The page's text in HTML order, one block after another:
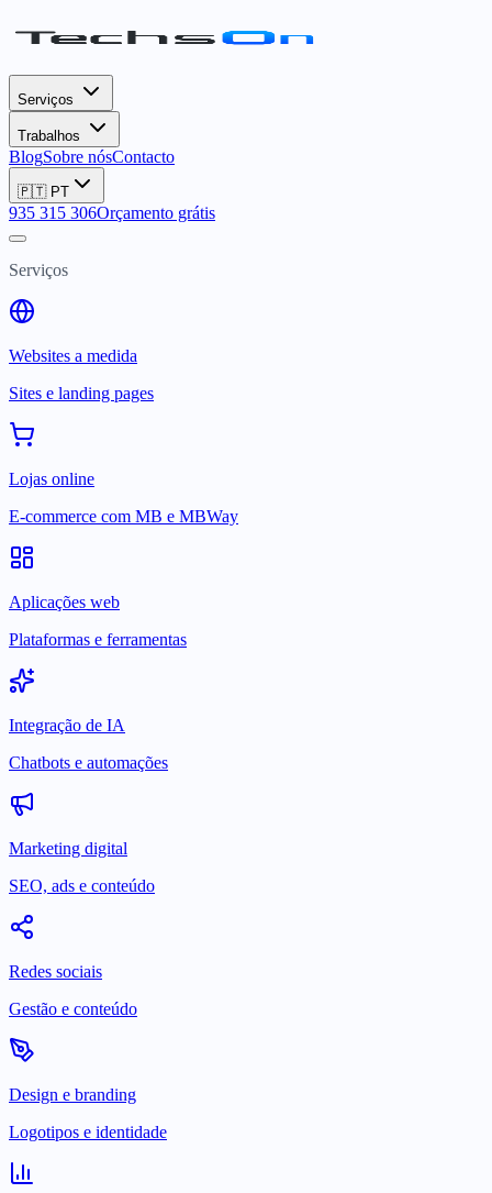
Serviços
Trabalhos
BlogSobre nósContacto
🇵🇹 PT
935 315 306Orçamento grátis
Serviços
Websites a medida
Sites e landing pages
Lojas online
E-commerce com MB e MBWay
Aplicações web
Plataformas e ferramentas
Integração de IA
Chatbots e automações
Marketing digital
SEO, ads e conteúdo
Redes sociais
Gestão e conteúdo
Design e branding
Logotipos e identidade